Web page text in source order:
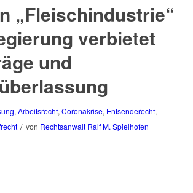
„Fleischindustrie“
verbietet
und
,Arbeitsrecht,Coronakrise, Entsenderecht,
/ von Rechtsanwalt Ralf M. Spielhofen